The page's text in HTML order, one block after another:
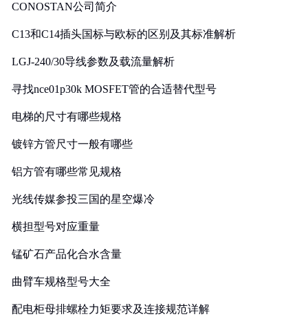
CONOSTAN公司简介
C13和C14插头国标与欧标的区别及其标准解析
LGJ-240/30导线参数及载流量解析
寻找nce01p30k MOSFET管的合适替代型号
电梯的尺寸有哪些规格
镀锌方管尺寸一般有哪些
铝方管有哪些常见规格
光线传媒参投三国的星空爆冷
横担型号对应重量
锰矿石产品化合水含量
曲臂车规格型号大全
配电柜母排螺栓力矩要求及连接规范详解